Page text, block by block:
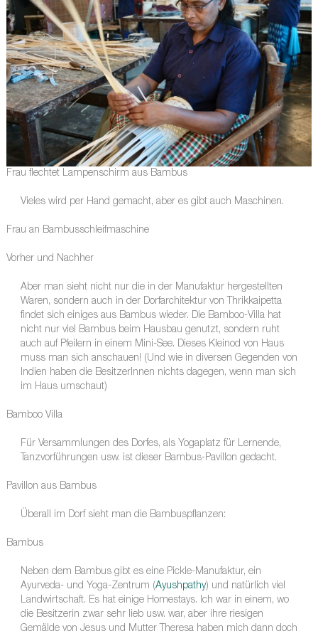
Frau flechtet Lampenschirm aus Bambus
Vieles wird per Hand gemacht, aber es gibt auch Maschinen.
Frau an Bambusschleifmaschine
Vorher und Nachher
Aber man sieht nicht nur die in der Manufaktur hergestellten
Waren, sondern auch in der Dorfarchitektur von Thrikkaipetta
findet sich einiges aus Bambus wieder. Die Bamboo-Villa hat
nicht nur viel Bambus beim Hausbau genutzt, sondern ruht
auch auf Pfeilern in einem Mini-See. Dieses Kleinod von Haus
muss man sich anschauen! (Und wie in diversen Gegenden von
Indien haben die BesitzerInnen nichts dagegen, wenn man sich
im Haus umschaut)
Bamboo Villa
Für Versammlungen des Dorfes, als Yogaplatz für Lernende,
Tanzvorführungen usw. ist dieser Bambus-Pavillon gedacht.
Pavillon aus Bambus
Überall im Dorf sieht man die Bambuspflanzen:
Bambus
Neben dem Bambus gibt es eine Pickle-Manufaktur, ein
Ayurveda- und Yoga-Zentrum (Ayushpathy) und natürlich viel
Landwirtschaft. Es hat einige Homestays. Ich war in einem, wo
die Besitzerin zwar sehr lieb usw. war, aber ihre riesigen
Gemälde von Jesus und Mutter Theresa haben mich dann doch